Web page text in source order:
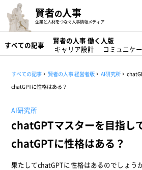
賢者の人事
企業と人材をつなぐ人事情報メディア
すべての記事
賢者の人事 働く人版
キャリア設計
コミュニケ
すべての記事 賢者の人事 経営者版 AI研究所
chatGPTに性格はある？
AI研究所
chatGPTマスターを目指し
chatGPTに性格はある？
果たしてchatGPTに性格はあるのでしょう